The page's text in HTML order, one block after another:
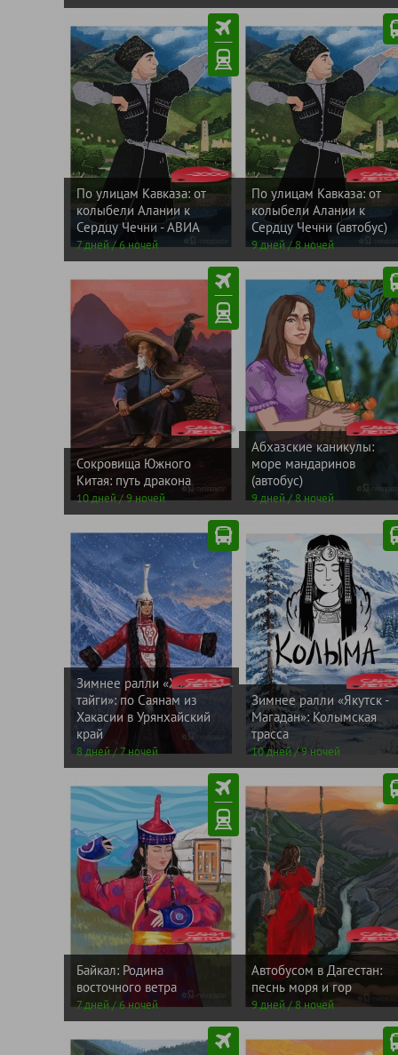
По улицам Кавказа: от
колыбели Алании к
Сердцу Чечни - АВИА
7 дней / 6 ночей
-2000
от
53800
рублей
По улицам Кавказа: от
колыбели Алании к
Сердцу Чечни (автобус)
9 дней / 8 ночей
САНИ
от
рублей
Сокровища Южного
Китая: путь дракона
10 дней / 9 ночей
САНИ
ЛЕТОМ
от
220900
рублей
Абхазские каникулы:
море мандаринов
(автобус)
9 дней / 8 ночей
САНИ
от
рублей
Зимнее ралли «Хозяин
тайги»: по Саянам из
Хакасии в Урянхайский
край
8 дней / 7 ночей
САНИ
ЛЕТОМ
от
138800
рублей
Зимнее ралли «Якутск -
Магадан»: Колымская
трасса
10 дней / 9 ночей
САНИ
от
рублей
Байкал: Родина
восточного ветра
7 дней / 6 ночей
САНИ
ЛЕТОМ
от
66800
рублей
Автобусом в Дагестан:
песнь моря и гор
9 дней / 8 ночей
САНИ
от
рублей